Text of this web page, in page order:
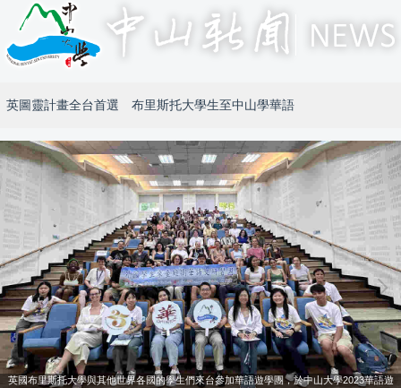
英圖靈計畫全台首選 布里斯托大學生至中山學華語
英國布里斯托大學與其他世界各國的學生們來台參加華語遊學團，於中山大學2023華語遊